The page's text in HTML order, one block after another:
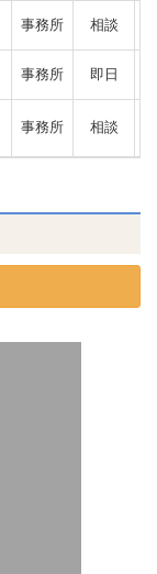
事務所 相談
事務所 即日
事務所 相談